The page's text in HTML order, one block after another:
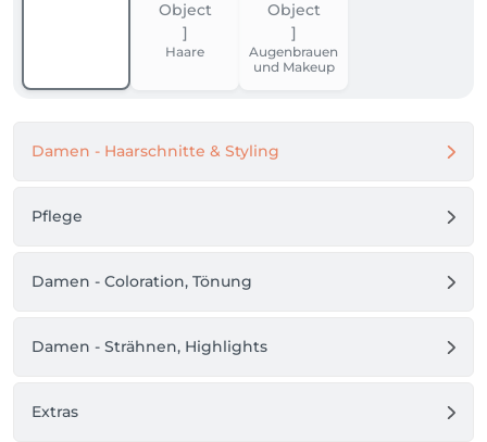
Haare
Augenbrauen
und Makeup
Damen - Haarschnitte & Styling
Pflege
Damen - Coloration, Tönung
Damen - Strähnen, Highlights
Extras